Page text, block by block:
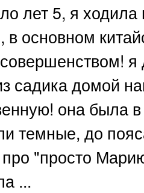
лет 5, я ходила
в основном
садика домой
она была
темные, до
"просто
...